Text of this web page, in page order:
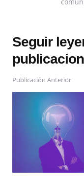
Seguir
Publicación Anterior